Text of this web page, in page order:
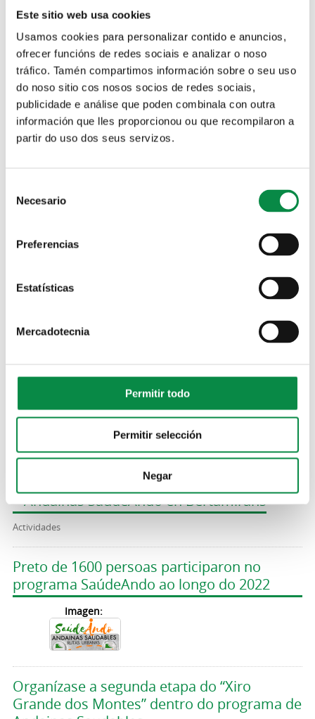
Este sitio web usa cookies
Usamos cookies para personalizar contido e anuncios,
ofrecer funcións de redes sociais e analizar o noso
tráfico. Tamén compartimos información sobre o seu uso
do noso sitio cos nosos socios de redes sociais,
publicidade e análise que poden combinala con outra
información que lles proporcionou ou que recompilaron a
partir do uso dos seus servizos.
Selection
Necesario
Preferencias
Estatísticas
Mercadotecnia
Permitir todo
Permitir selección
Negar
A andaina saudable de abril percorrerá o
sábado 29 a segunda etapa do Camiño de
Santiago dende o Barbanza
Imagen:
O programa SaúdeAndo 2023 inclúe 38
no Milladoiro
> Andainas SaúdeAndo en Bertamiráns
Actividades
> Andainas SaúdeAndo en Bertamiráns
Actividades
Preto de 1600 persoas participaron no
programa SaúdeAndo ao longo do 2022
Imagen:
Organízase a segunda etapa do “Xiro
Grande dos Montes” dentro do programa de